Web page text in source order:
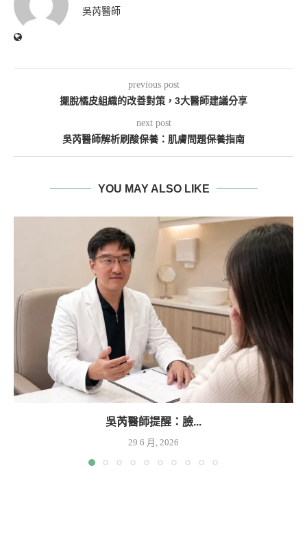
吳芮醫師
previous post
擺脫橘皮組織的改善對策，3大醫師建議分享
next post
吳芮醫師解析刷酸保養：肌膚問題保養指南
YOU MAY ALSO LIKE
吳芮醫師提醒：臉...
29 6 月, 2026